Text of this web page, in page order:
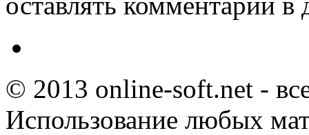
© 2013 online-soft.net -
Использование любых